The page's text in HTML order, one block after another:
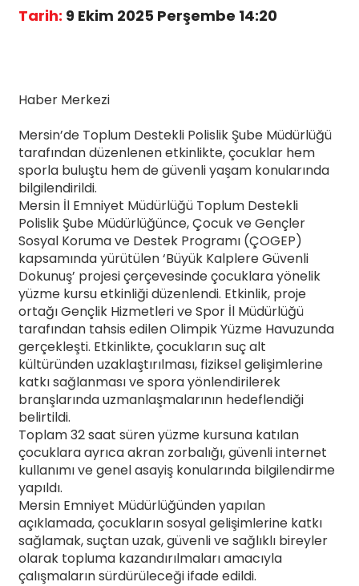
Tarih: 9 Ekim 2025 Perşembe 14:20
Haber Merkezi
Mersin’de Toplum Destekli Polislik Şube Müdürlüğü
tarafından düzenlenen etkinlikte, çocuklar hem
sporla buluştu hem de güvenli yaşam konularında
bilgilendirildi.
Mersin İl Emniyet Müdürlüğü Toplum Destekli
Polislik Şube Müdürlüğünce, Çocuk ve Gençler
Sosyal Koruma ve Destek Programı (ÇOGEP)
kapsamında yürütülen ‘Büyük Kalplere Güvenli
Dokunuş’ projesi çerçevesinde çocuklara yönelik
yüzme kursu etkinliği düzenlendi. Etkinlik, proje
ortağı Gençlik Hizmetleri ve Spor İl Müdürlüğü
tarafından tahsis edilen Olimpik Yüzme Havuzunda
gerçekleşti. Etkinlikte, çocukların suç alt
kültüründen uzaklaştırılması, fiziksel gelişimlerine
katkı sağlanması ve spora yönlendirilerek
branşlarında uzmanlaşmalarının hedeflendiği
belirtildi.
Toplam 32 saat süren yüzme kursuna katılan
çocuklara ayrıca akran zorbalığı, güvenli internet
kullanımı ve genel asayiş konularında bilgilendirme
yapıldı.
Mersin Emniyet Müdürlüğünden yapılan
açıklamada, çocukların sosyal gelişimlerine katkı
sağlamak, suçtan uzak, güvenli ve sağlıklı bireyler
olarak topluma kazandırılmaları amacıyla
çalışmaların sürdürüleceği ifade edildi.